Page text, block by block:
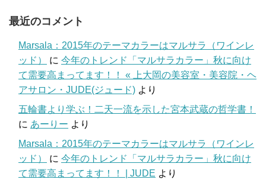
最近のコメント
Marsala：2015年のテーマカラーはマルサラ（ワインレ
ッド）
に 今年のトレンド「マルサラカラー」秋に向け
て需要高まってます！！ « 上大岡の美容室・美容院・ヘ
アサロン・JUDE(ジュード) より
五輪書より学ぶ！二天一流を示した宮本武蔵の哲学書！
に あーりー より
Marsala：2015年のテーマカラーはマルサラ（ワインレ
ッド）
に 今年のトレンド「マルサラカラー」秋に向け
て需要高まってます！！ | JUDE より